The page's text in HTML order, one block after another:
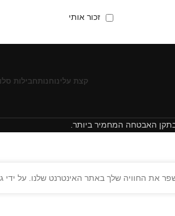
זכור אותי
קצת עלינוחנותחבילות
האבטחה המחמיר ביותר.
את החוויה שלך באתר האינטרנט שלנו. על